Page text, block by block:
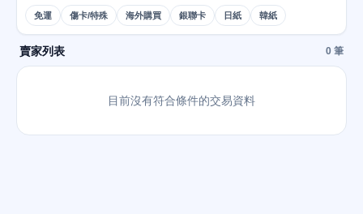
免運 傷卡/特殊 海外購買 銀聯卡 日紙 韓紙
賣家列表 0 筆
目前沒有符合條件的交易資料